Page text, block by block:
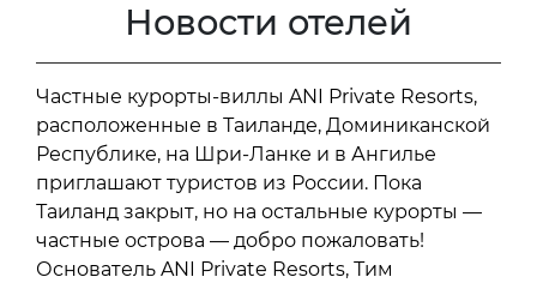
Новости отелей
Частные курорты-виллы ANI Private Resorts,
расположенные в Таиланде, Доминиканской
Республике, на Шри-Ланке и в Ангилье
приглашают туристов из России. Пока
Таиланд закрыт, но на остальные курорты —
частные острова — добро пожаловать!
Основатель ANI Private Resorts, Тим